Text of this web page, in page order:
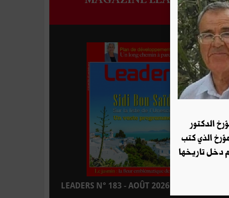
LEADERS N° 183 - AOÛT 2026 : EN KIOSQUE
الدكتور
الذي كتب
دخل تاريخها